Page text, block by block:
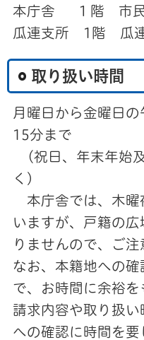
本庁舎 １階 市
瓜連支所 1階 瓜
取り扱い時間
月曜日から金曜日
15分まで
(祝日、年末年始
く)
本庁舎では、木曜
いますが、戸籍の
りませんので、ご注
なお、本籍地への
で、お時間に余裕を
請求内容や取り扱
への確認に時間を